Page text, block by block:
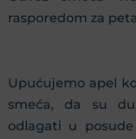
rasporedom za
Upućujemo apel
smeća, da su
odlagati u